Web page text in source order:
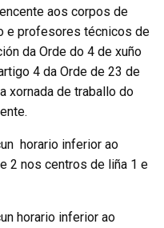
aos corpos de
e profesores técnicos de
da Orde do 4 de xuño
4 da Orde de 23 de
xornada de traballo do
horario inferior ao
2 nos centros de liña 1 e
horario inferior ao